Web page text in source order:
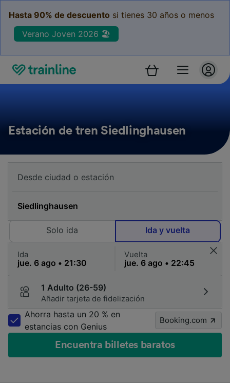
Hasta 90% de descuento si tienes 30 años o menos
Verano Joven 2026 🏖️
Estación de tren Siedlinghausen
Solo ida Ida y vuelta
Ida Vuelta
1 Adulto (26-59)
Añadir tarjeta de fidelización
Ahorra hasta un 20 % en
estancias con Genius
Booking.com
Encuentra billetes baratos